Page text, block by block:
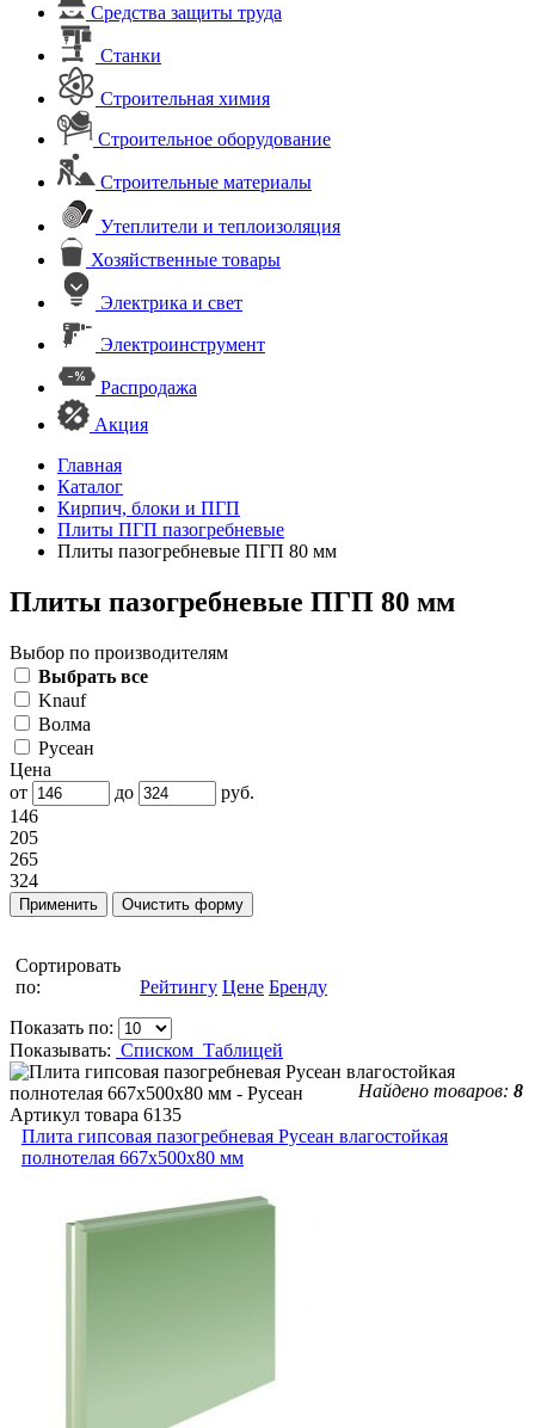
Средства защиты труда
Станки
Строительная химия
Строительное оборудование
Строительные материалы
Утеплители и теплоизоляция
Хозяйственные товары
Электрика и свет
Электроинструмент
Распродажа
Акция
Главная
Каталог
Кирпич, блоки и ПГП
Плиты ПГП пазогребневые
Плиты пазогребневые ПГП 80 мм
Плиты пазогребневые ПГП 80 мм
Выбор по производителям
Выбрать все
Knauf
Волма
Русеан
Цена
от
до
руб.
146
205
265
324
Сортировать
по:
Рейтингу Цене Бренду
Показать по:
Показывать: Списком Таблицей
Найдено товаров: 8
Артикул товара 6135
Плита гипсовая пазогребневая Русеан влагостойкая
полнотелая 667х500х80 мм